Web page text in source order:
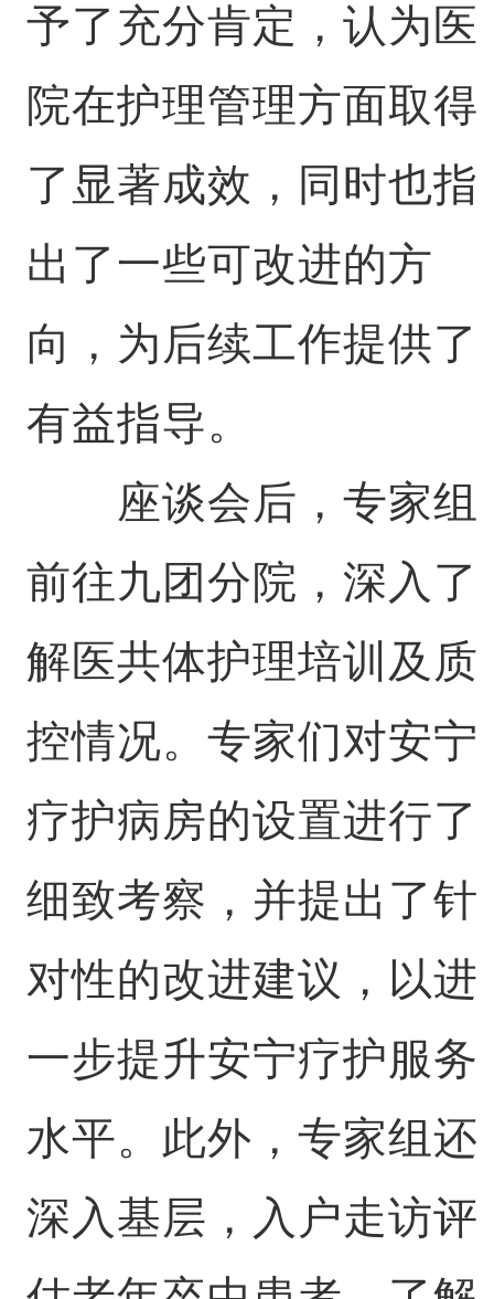
予了充分肯定，认为医
院在护理管理方面取得
了显著成效，同时也指
出了一些可改进的方
向，为后续工作提供了
有益指导。
座谈会后，专家组
前往九团分院，深入了
解医共体护理培训及质
控情况。专家们对安宁
疗护病房的设置进行了
细致考察，并提出了针
对性的改进建议，以进
一步提升安宁疗护服务
水平。此外，专家组还
深入基层，入户走访评